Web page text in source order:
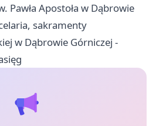
Pawła Apostoła w Dąbrowie
sakramenty
w Dąbrowie Górniczej -